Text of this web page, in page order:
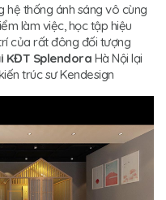
hệ thống ánh sáng vô cùng
làm việc, học tập hiệu
của rất đông đối tượng
KĐT Splendora Hà Nội lại
trúc sư Kendesign